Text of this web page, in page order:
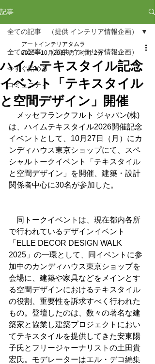
記事
全ての記事 （提供 インテリア情報企画）
今すぐ始める
コミュニティ
全ての記事 （提供 インテリア情報企画）
ハイムテキスタイル記念
イベント「テキスタイル
と空間デザイン」開催
アートインテリアタムラ
2025年10月29日 読了時間: 2分
メッセフランクフルト ジャパン(株)
は、ハイムテキスタイル2026開催記念
イベントとして、10月27日（月）にカ
ンディハウス東京ショップにて、スペ
シャルトークイベント「テキスタイル
と空間デザイン」を開催、建築・設計
関係者中心に30名が参加した。
同トークイベントは、現在都内各所
で行われているデザインイベント
「ELLE DECOR DESIGN WALK
2025」の一環として、同イベントに参
加中のカンディハウス東京ショップを
会場に、建築や家具などをメインとす
る空間デザインにおけるテキスタイル
の役割、重要性を訴求すべく行われた
もの。登壇したのは、数々の著名な建
築家と協業し建築プロジェクトにおい
てテキスタイルを提供してきた安東陽
子氏とフリージャーナリストの土田貴
宏氏。モデレーターはエル・デコ編集